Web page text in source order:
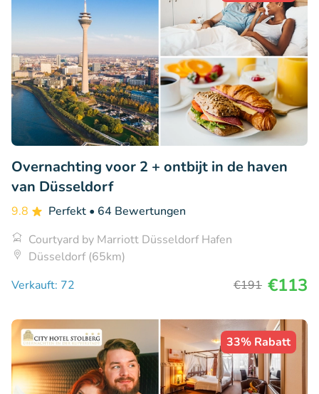
Overnachting voor 2 + ontbijt in de haven
van Düsseldorf
9.8 Perfekt • 64 Bewertungen
Courtyard by Marriott Düsseldorf Hafen
Düsseldorf (65km)
Verkauft: 72
€191 €113
33% Rabatt